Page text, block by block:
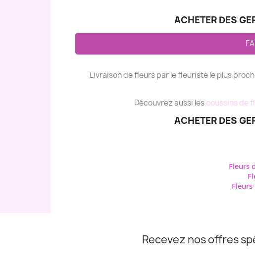
ACHETER DES
Livraison de fleurs par le fleuriste le plus
Découvrez aussi lescoussins de
ACHETER DES
Fleurs
Fleurs
Recevez nos offres